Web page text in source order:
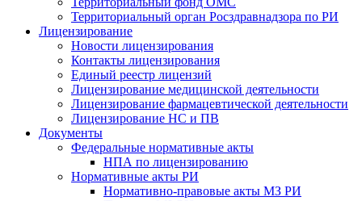
Территориальный орган Росздравнадзора по РИ
Лицензирование
Новости лицензирования
Контакты лицензирования
Единый реестр лицензий
Лицензирование медицинской деятельности
Лицензирование фармацевтической деятельности
Лицензирование НС и ПВ
Документы
Федеральные нормативные акты
НПА по лицензированию
Нормативные акты РИ
Нормативно-правовые акты МЗ РИ